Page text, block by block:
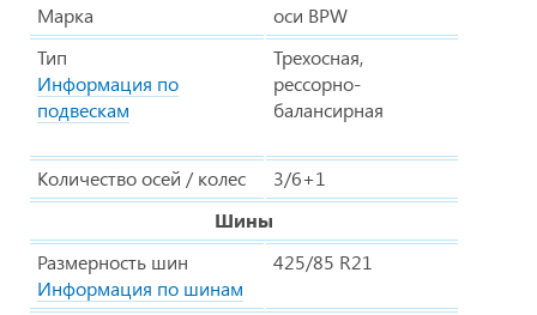
Марка
оси BPW
Тип
Информация по
подвескам
Трехосная,
рессорно-
балансирная
Количество осей / колес
3/6+1
Шины
Размерность шин
Информация по шинам
425/85 R21